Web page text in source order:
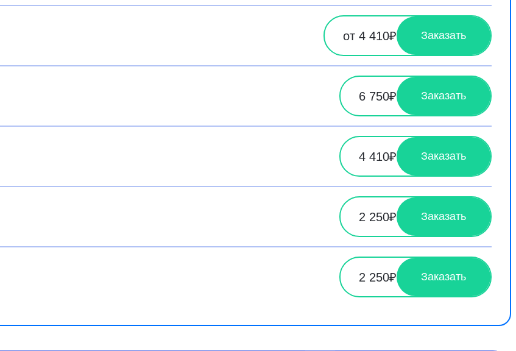
от 4 410₽ Заказать
6 750₽ Заказать
4 410₽ Заказать
2 250₽ Заказать
2 250₽ Заказать